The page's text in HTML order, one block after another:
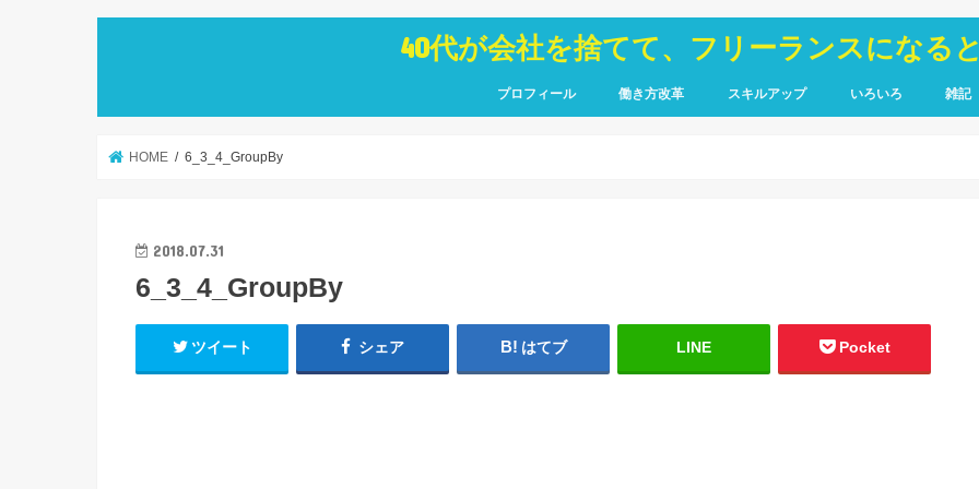
40代が会社を捨てて、フリーランスになる
プロフィール 働き方改革 スキルアップ いろいろ 雑記
HOME 6_3_4_GroupBy
2018.07.31
6_3_4_GroupBy
ツイート シェア はてブ LINE Pocket